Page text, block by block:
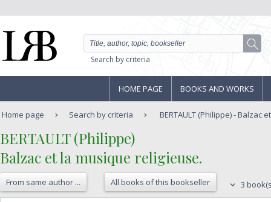
Search by criteria
HOME PAGE BOOKS AND WORKS
Home page Search by criteria BERTAULT (Philippe) - Balzac
‎BERTAULT (Philippe)‎
‎Balzac et la musique religieuse.‎
From same author ... All books of this bookseller 3